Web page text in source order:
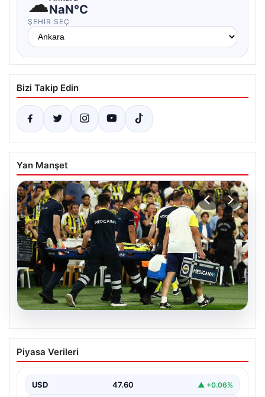
NaN°C
ŞEHIR SEÇ
Bizi Takip Edin
Yan Manşet
05.08.2026
Fenerbahçe’de Sturm Graz Maçında
Oosterwolde’den Üzücü Haber!
Almanya temsilcisi Sturm Graz'ı evinde ağırladı.
Mücadele…
Piyasa Verileri
USD 47.60 ▲ +0.06%